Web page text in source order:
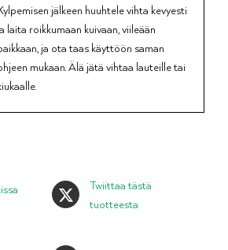
jälkeen huuhtele vihta kevyesti
laita roikkumaan kuivaan, viileään
ja ota taas käyttöön saman
mukaan. Älä jätä vihtaa lauteille tai
Twiittaa tästä
tuotteesta